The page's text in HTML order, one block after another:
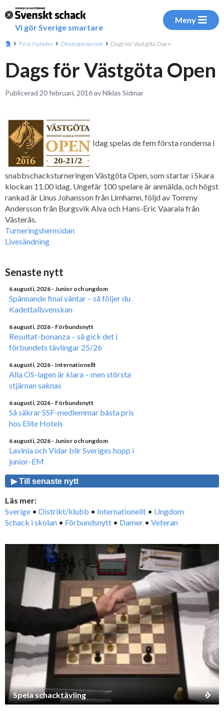
Vi gör Sverige smartare
Meny
TV & Nyheter Okategoriserade Dags för Västgöta Open
Dags för Västgöta Open
Publicerad 20 februari, 2016 av Niklas Sidmar
Idag spelas de fem första ronderna i
snabbschacksturneringen Västgöta Open, som startar i Skara
klockan 11.00 idag. Ungefär 100 spelare är anmälda, och högst
rankad är Linus Johansson från Limhamn, följd av Tommy
Andersson från Burgsvik Alva och Hans-Eric Vaarala från
Västerås.
Turneringshemsidan
Livesändning
Senaste nytt
6 augusti, 2026 - Junior och ungdom
Spännande final väntar – så följer du
Kadettallsvenskan
6 augusti, 2026 - Förbundsnytt
Resultat-bonanza – så gick det i
förbundets tävlingar 25/26
6 augusti, 2026 - Internationellt
Alla OS-lagen är klara – men största
stjärnan saknas
6 augusti, 2026 - Förbundsnytt
Så säkrar SSF-medlemmar bästa pris
hos Elite Hotels
6 augusti, 2026 - Junior och ungdom
Lavinia och Vidar blir Sveriges hopp i
junior-EM
▶ Till senaste nytt
Läs mer:
Sverige • Distrikt/klubb • Internationellt • Ungdom
Schack i skolan • Förbundsnytt • Damer • Veteran
Spela schacktävling